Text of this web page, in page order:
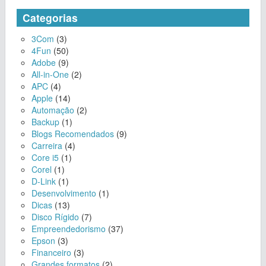
Categorias
3Com (3)
4Fun (50)
Adobe (9)
All-in-One (2)
APC (4)
Apple (14)
Automação (2)
Backup (1)
Blogs Recomendados (9)
Carreira (4)
Core i5 (1)
Corel (1)
D-Link (1)
Desenvolvimento (1)
Dicas (13)
Disco Rígido (7)
Empreendedorismo (37)
Epson (3)
Financeiro (3)